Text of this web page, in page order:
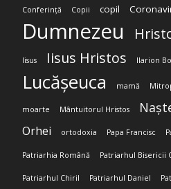
Conferință Copii copil
Dumnezeu
Iisus Iisus Hristos Ilarion
Lucășeuca mamă
moarte Mântuitorul Hristos
Orhei ortodoxia Papa Francisc
Patriarhia Română Patriarhul Bisericii
Patriarhul Chiril Patriarhul Daniel